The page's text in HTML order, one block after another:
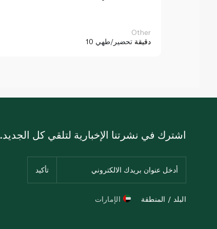
Other
10 دقيقة تحضير/طهي
اشترك في نشرتنا الإخبارية لتلقي كل الجديد.
البلد / المنطقة الإمارات